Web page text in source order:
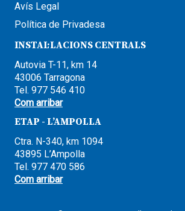
Avís Legal
Política de Privadesa
INSTAL·LACIONS CENTRALS
Autovia T-11, km 14
43006 Tarragona
Tel. 977 546 410
Com arribar
ETAP - L’AMPOLLA
Ctra. N-340, km 1094
43895 L’Ampolla
Tel. 977 470 586
Com arribar